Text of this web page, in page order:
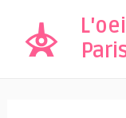
contenu